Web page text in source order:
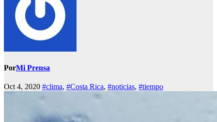
PorMi Prensa
Oct 4, 2020 #clima, #Costa Rica, #noticias, #tiempo